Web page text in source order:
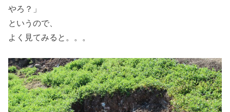
やろ？」
というので、
よく見てみると。。。